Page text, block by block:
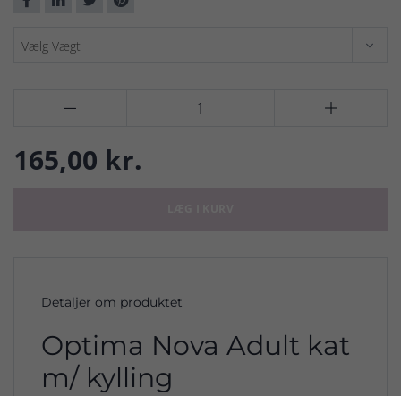
 
165,00 kr.
Detaljer om produktet
Optima Nova Adult kat
m/ kylling